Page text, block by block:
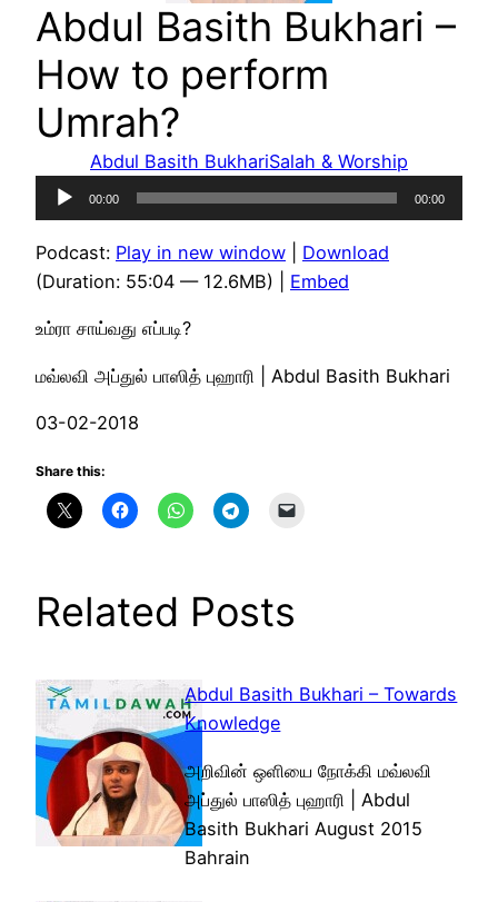
Abdul Basith Bukhari –
How to perform
Umrah?
Abdul Basith BukhariSalah & Worship
Audio
Player
00:00 00:00
Podcast: Play in new window
Download
(Duration: 55:04 — 12.6MB) | Embed
உம்ரா சாய்வது எப்படி?
மவ்லவி அப்துல் பாஸித் புஹாரி | Abdul Basith Bukhari
03-02-2018
Share this:
Related Posts
Abdul Basith Bukhari – Towards
Knowledge
அறிவின் ஒளியை நோக்கி மவ்லவி
அப்துல் பாஸித் புஹாரி | Abdul
Basith Bukhari August 2015
Bahrain